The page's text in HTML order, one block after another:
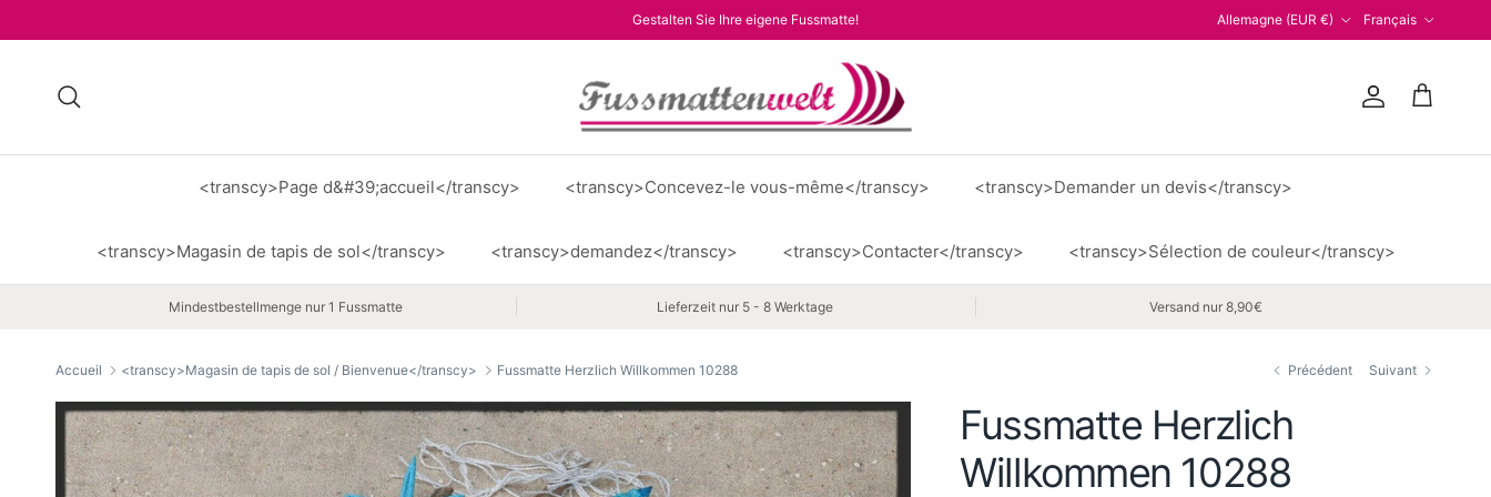
Gestalten Sie Ihre eigene Fussmatte! Allemagne (EUR €) Français
Compte
Panier
<transcy>Page d&#39;accueil</transcy> <transcy>Concevez-le vous-même</transcy> <transcy>Demander un devis</transcy>
<transcy>Magasin de tapis de sol</transcy> <transcy>demandez</transcy> <transcy>Contacter</transcy> <transcy>Sélection de couleur</transcy>
Mindestbestellmenge nur 1 Fussmatte Lieferzeit nur 5 - 8 Werktage Versand nur 8,90€
Accueil <transcy>Magasin de tapis de sol / Bienvenue</transcy> Fussmatte Herzlich Willkommen 10288 Précédent Suivant
Passer aux informations produits
Fussmatte Herzlich
Willkommen 10288